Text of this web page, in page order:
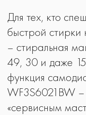
Для тех, кто
быстрой
– стиральная
49, 30 и даже
функция
WF3S6021BW –
«сервисным